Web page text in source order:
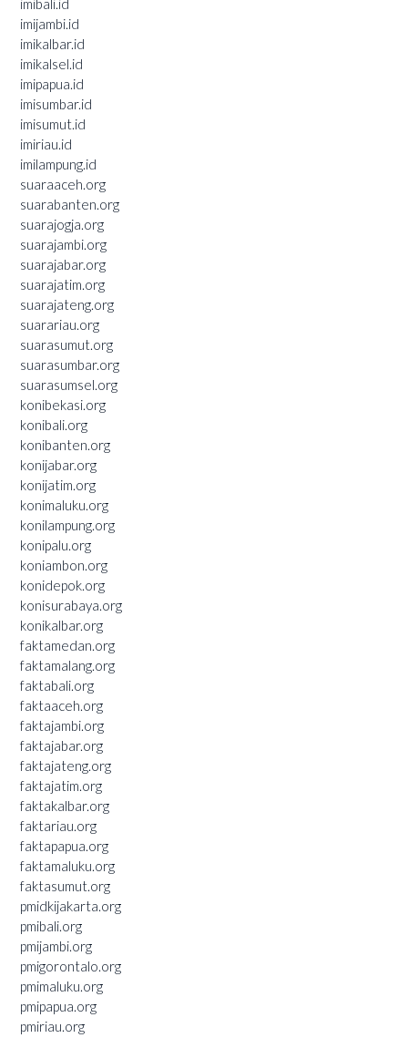
imibali.id
imijambi.id
imikalbar.id
imikalsel.id
imipapua.id
imisumbar.id
imisumut.id
imiriau.id
imilampung.id
suaraaceh.org
suarabanten.org
suarajogja.org
suarajambi.org
suarajabar.org
suarajatim.org
suarajateng.org
suarariau.org
suarasumut.org
suarasumbar.org
suarasumsel.org
konibekasi.org
konibali.org
konibanten.org
konijabar.org
konijatim.org
konimaluku.org
konilampung.org
konipalu.org
koniambon.org
konidepok.org
konisurabaya.org
konikalbar.org
faktamedan.org
faktamalang.org
faktabali.org
faktaaceh.org
faktajambi.org
faktajabar.org
faktajateng.org
faktajatim.org
faktakalbar.org
faktariau.org
faktapapua.org
faktamaluku.org
faktasumut.org
pmidkijakarta.org
pmibali.org
pmijambi.org
pmigorontalo.org
pmimaluku.org
pmipapua.org
pmiriau.org